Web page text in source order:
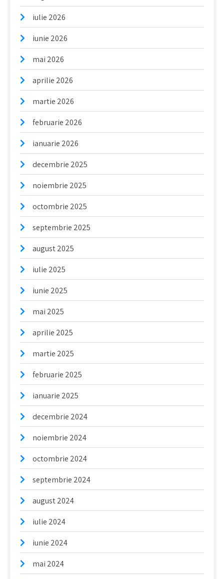
iulie 2026
iunie 2026
mai 2026
aprilie 2026
martie 2026
februarie 2026
ianuarie 2026
decembrie 2025
noiembrie 2025
octombrie 2025
septembrie 2025
august 2025
iulie 2025
iunie 2025
mai 2025
aprilie 2025
martie 2025
februarie 2025
ianuarie 2025
decembrie 2024
noiembrie 2024
octombrie 2024
septembrie 2024
august 2024
iulie 2024
iunie 2024
mai 2024